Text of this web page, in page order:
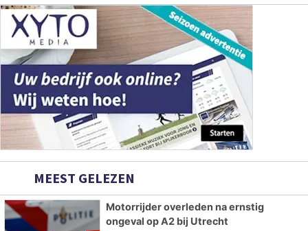
MEEST GELEZEN
Motorrijder overleden na ernstig
ongeval op A2 bij Utrecht